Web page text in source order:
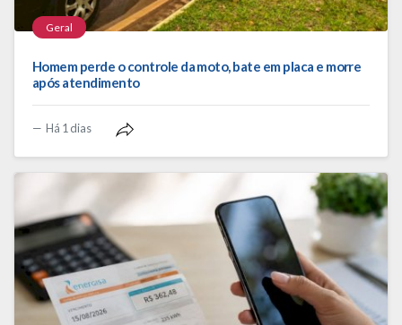
Geral
Homem perde o controle da moto, bate em placa e morre
após atendimento
Há 1 dias